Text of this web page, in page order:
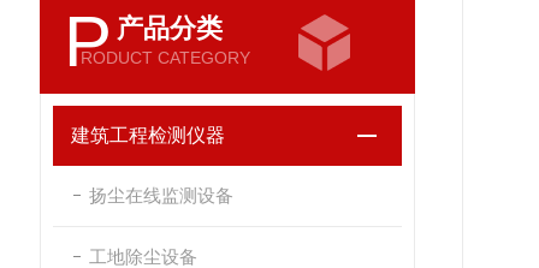
P 产品分类
RODUCT CATEGORY
建筑工程检测仪器
扬尘在线监测设备
工地除尘设备